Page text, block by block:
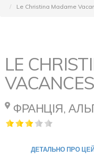
Le Christina Madame
LE
ФРАНЦІЯ,
ДЕТАЛЬНО ПРО